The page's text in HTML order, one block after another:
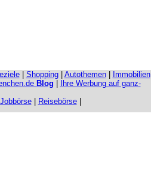
| Shopping Autothemen Immobilien
Blog
Ihre Werbung auf ganz-
Jobbörse| Reisebörse|